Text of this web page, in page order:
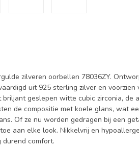
zilveren oorbellen 78036ZY.
uit 925 sterling zilver en voorzien
geslepen witte cubic zirconia, de
de compositie met koele glans, wat
Of ze nu worden gedragen bij een
aan elke look. Nikkelvrij en
comfort.